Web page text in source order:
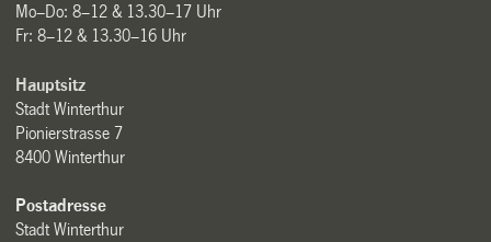
Mo–Do: 8–12 & 13.30–17 Uhr
Fr: 8–12 & 13.30–16 Uhr
Hauptsitz
Stadt Winterthur
Pionierstrasse 7
8400 Winterthur
Postadresse
Stadt Winterthur